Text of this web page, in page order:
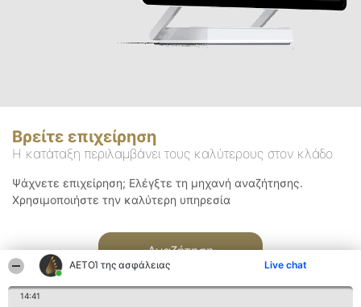
ΑΕΤΟΊ της ασφάλειας Live chat
14:41
Βρείτε επιχείρηση
Η κατάταξη περιλαμβάνει τους καλύτερους στον κλάδο
Ψάχνετε επιχείρηση; Ελέγξτε τη μηχανή αναζήτησης.
Χρησιμοποιήστε την καλύτερη υπηρεσία
Αναζήτηση